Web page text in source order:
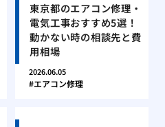
東京都のエアコン修理・
電気工事おすすめ5選！
動かない時の相談先と費
用相場
2026.06.05
エアコン修理